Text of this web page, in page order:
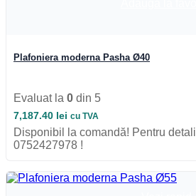
Plafoniera moderna Pasha Ø40
Evaluat la 0 din 5
7,187.40 lei cu TVA
Disponibil la comandă! Pentru
0752427978 !